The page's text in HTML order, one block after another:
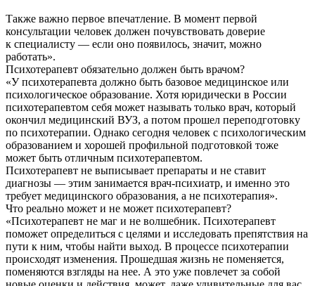
Также важно первое впечатление. В момент первой
консультации человек должен почувствовать доверие
к специалисту — если оно появилось, значит, можно
работать».
Психотерапевт обязательно должен быть врачом?
«У психотерапевта должно быть базовое медицинское или
психологическое образование. Хотя юридически в России
психотерапевтом себя может называть только врач, который
окончил медицинский ВУЗ, а потом прошел переподготовку
по психотерапии. Однако сегодня человек с психологическим
образованием и хорошей профильной подготовкой тоже
может быть отличным психотерапевтом.
Психотерапевт не выписывает препараты и не ставит
диагнозы — этим занимается врач-психиатр, и именно это
требует медицинского образования, а не психотерапия».
Что реально может и не может психотерапевт?
«Психотерапевт не маг и не волшебник. Психотерапевт
поможет определиться с целями и исследовать препятствия на
пути к ним, чтобы найти выход. В процессе психотерапии
происходят изменения. Прошедшая жизнь не поменяется,
поменяются взгляды на нее. А это уже повлечет за собой